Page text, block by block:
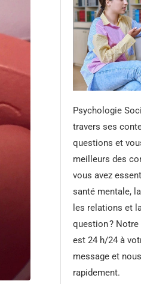
Psychologie
travers ses
questions et
meilleurs des
vous avez
santé mentale,
les relations et
question ?
est 24 h/24 à
message et
rapidement.